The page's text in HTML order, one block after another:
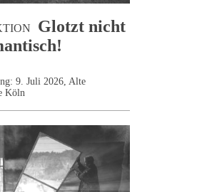
Glotzt nicht
9. Juli 2026, Alte
Köln